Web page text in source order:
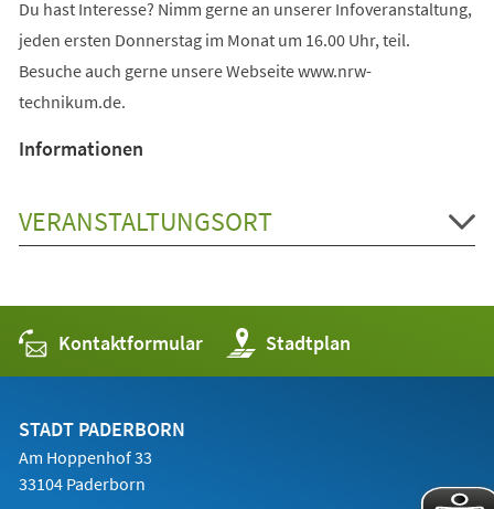
Du hast Interesse? Nimm gerne an unserer Infoveranstaltung,
jeden ersten Donnerstag im Monat um 16.00 Uhr, teil.
Besuche auch gerne unsere Webseite www.nrw-
technikum.de.
Informationen
VERANSTALTUNGSORT
Kontaktformular Stadtplan
(Öffnet
in
einem
STADT PADERBORN
Am Hoppenhof 33
33104 Paderborn